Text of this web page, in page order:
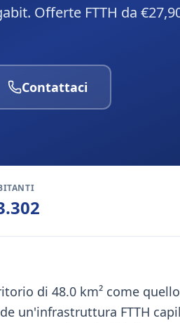
Offerte FTTH da
Contattaci
di 48.0 km² come
un'infrastruttura FTTH